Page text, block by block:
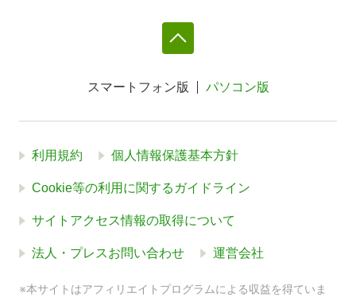
スマートフォン版 パソコン版
利用規約 個人情報保護基本方針
Cookie等の利用に関するガイドライン
サイトアクセス情報の取得について
法人・プレスお問い合わせ 運営会社
※本サイトはアフィリエイトプログラムによる収益を得ていま